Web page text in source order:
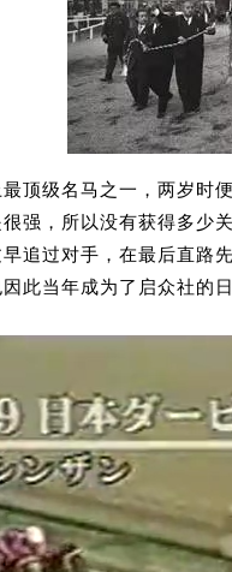
顶级名马之一，两岁时
强，所以没有获得多少
追过对手，在最后直路
此当年成为了启众社的